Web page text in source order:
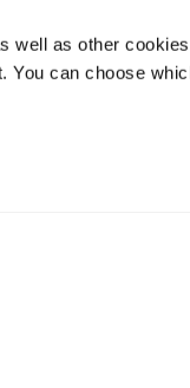
well as other
You can choose